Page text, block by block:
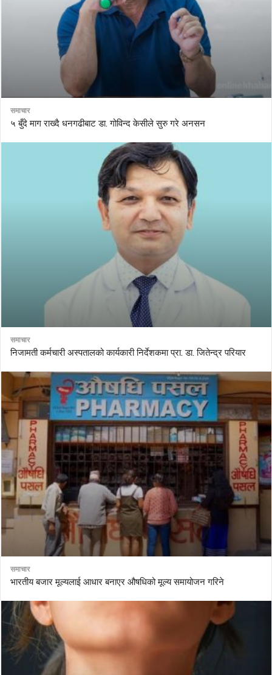
समाचार
५ बुँदे माग राख्दै धनगढीबाट डा. गोविन्द केसीले सुरु गरे अनसन
समाचार
निजामती कर्मचारी अस्पतालको कार्यकारी निर्देशकमा प्रा. डा. जितेन्द्र परियार
समाचार
भारतीय बजार मूल्यलाई आधार बनाएर औषधिको मूल्य समायोजन गरिने